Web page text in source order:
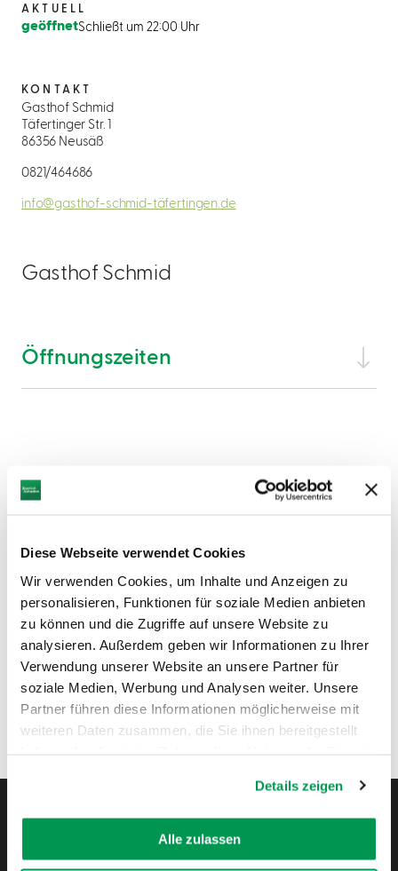
Diese Webseite verwendet Cookies
Wir verwenden Cookies, um Inhalte und Anzeigen zu
personalisieren, Funktionen für soziale Medien anbieten
zu können und die Zugriffe auf unsere Website zu
analysieren. Außerdem geben wir Informationen zu Ihrer
Verwendung unserer Website an unsere Partner für
soziale Medien, Werbung und Analysen weiter. Unsere
Partner führen diese Informationen möglicherweise mit
weiteren Daten zusammen, die Sie ihnen bereitgestellt
Details zeigen
Alle zulassen
Gasthof Schmid
Öffnungszeiten
AKTUELL
geöffnetSchließt um 22:00 Uhr
KONTAKT
Gasthof Schmid
Täfertinger Str. 1
86356 Neusäß
0821/464686
info@gasthof-schmid-täfertingen.de
AUF DER KARTE ANZEIGEN
YouTube